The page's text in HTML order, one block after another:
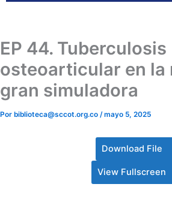
EP 44. Tuberculosis
osteoarticular en la
gran simuladora
Por biblioteca@sccot.org.co /mayo 5, 2025
Download File
View Fullscreen